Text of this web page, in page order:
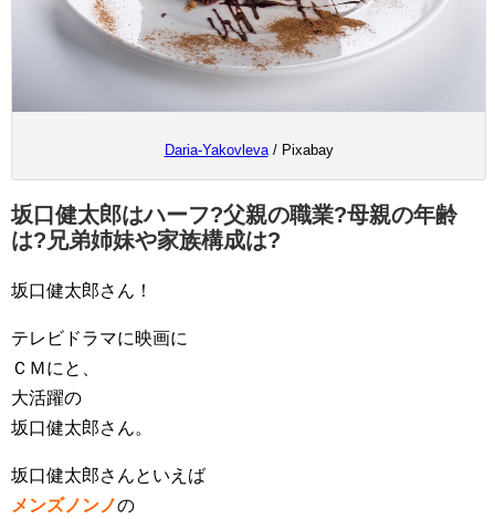
Daria-Yakovleva/ Pixabay
坂口健太郎はハーフ?父親の職業?母親の年齢
は?兄弟姉妹や家族構成は?
坂口健太郎さん！
テレビドラマに映画に
ＣＭにと、
大活躍の
坂口健太郎さん。
坂口健太郎さんといえば
メンズノンノの